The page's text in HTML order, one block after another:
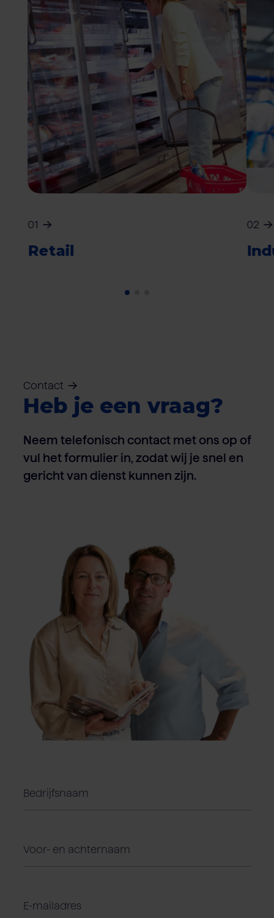
Vleesoplossingen
voor elke markt,
wereldwijd
01
Retail
02
Contact
Heb je een vraag?
Neem telefonisch contact met ons op of
vul het formulier in, zodat wij je snel en
gericht van dienst kunnen zijn.